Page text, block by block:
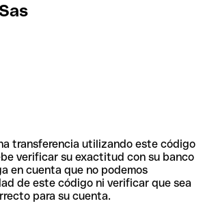
transferencia utilizando este código
verificar su exactitud con su banco
en cuenta que no podemos
de este código ni verificar que sea
para su cuenta.